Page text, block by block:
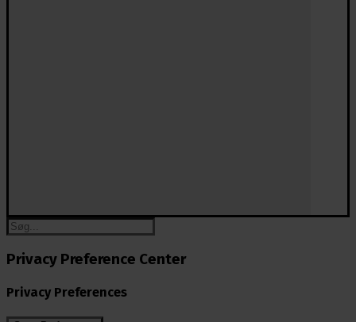
Privacy Preference Center
Privacy Preferences